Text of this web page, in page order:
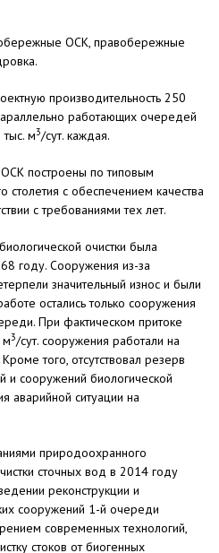
ОСК, правобережные
производительность 250
работающих очередей
тыс. м3/сут. каждая.
построены по типовым
с обеспечением качества
с требованиями тех лет.
очистки была
году. Сооружения из-за
значительный износ и были
остались только сооружения
При фактическом притоке
м3/сут. сооружения работали на
того, отсутствовал резерв
и сооружений биологической
аварийной ситуации на
природоохранного
сточных вод в 2014 году
реконструкции и
сооружений 1-й очереди
современных технологий,
стоков от биогенных